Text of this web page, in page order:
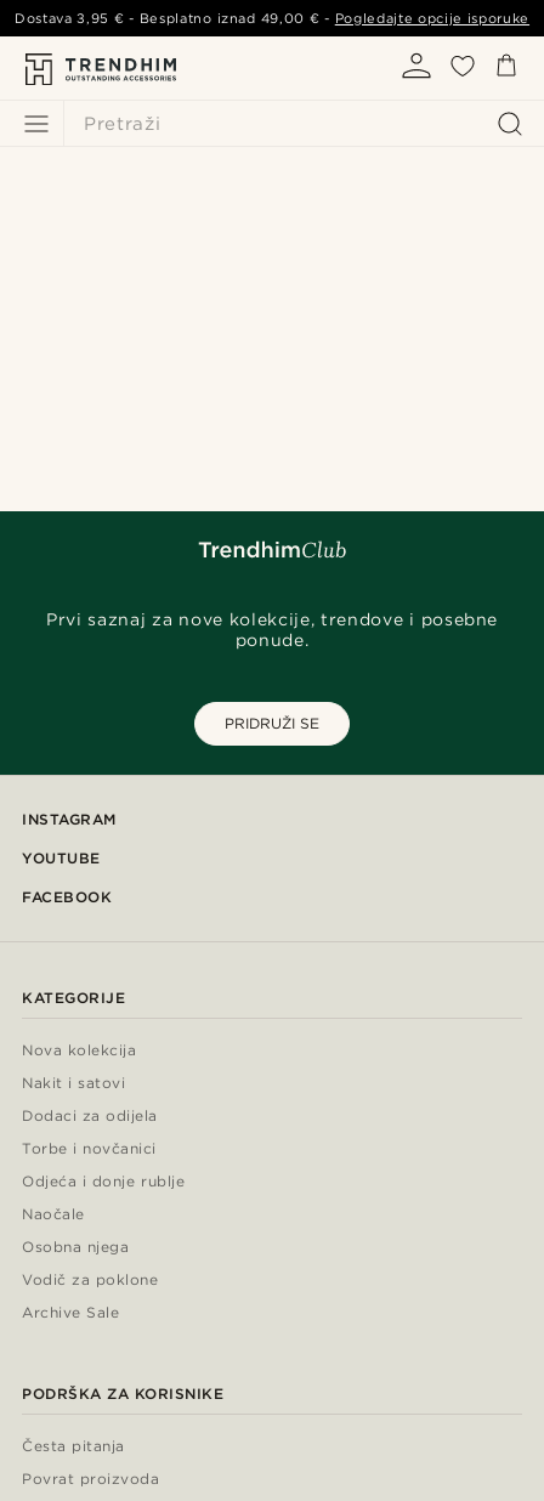
Pretraži
Dostava3,95 € - Besplatno iznad 49,00 € - Pogledajte opcije isporuke
Prvi saznaj za nove kolekcije, trendove i posebne
ponude.
PRIDRUŽI SE
INSTAGRAM
YOUTUBE
FACEBOOK
KATEGORIJE
Nova kolekcija
Nakit i satovi
Dodaci za odijela
Torbe i novčanici
Odjeća i donje rublje
Naočale
Osobna njega
Vodič za poklone
Archive Sale
PODRŠKA ZA KORISNIKE
Česta pitanja
Povrat proizvoda